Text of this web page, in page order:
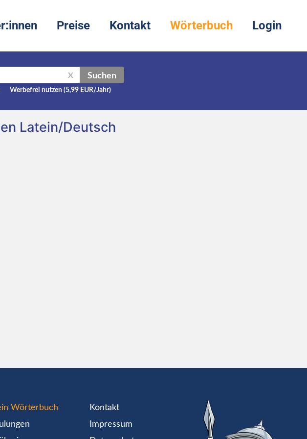
Preise Kontakt Wörterbuch Login
X Suchen
Werbefrei nutzen (5,99 EUR/Jahr)
Latein/Deutsch
Wörterbuch
Kontakt
Impressum